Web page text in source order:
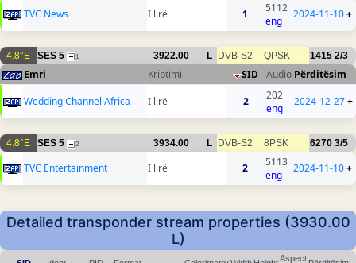
TVC News I lirë 1
5112
eng
2024-11-10+
4.8°E SES 5 1 3922.00 L DVB-S2 QPSK 1415 2/3
Emri Kriptimi SID Audio Përditësim
Wedding Channel Africa
I lirë 2
202
eng
2024-12-27+
4.8°E SES 5 2 3934.00 L DVB-S2 8PSK 6270 3/5
TVC Entertainment I lirë 2
5113
eng
2024-11-10+
Detailed transponder stream properties (3930.00
L)
Aspect